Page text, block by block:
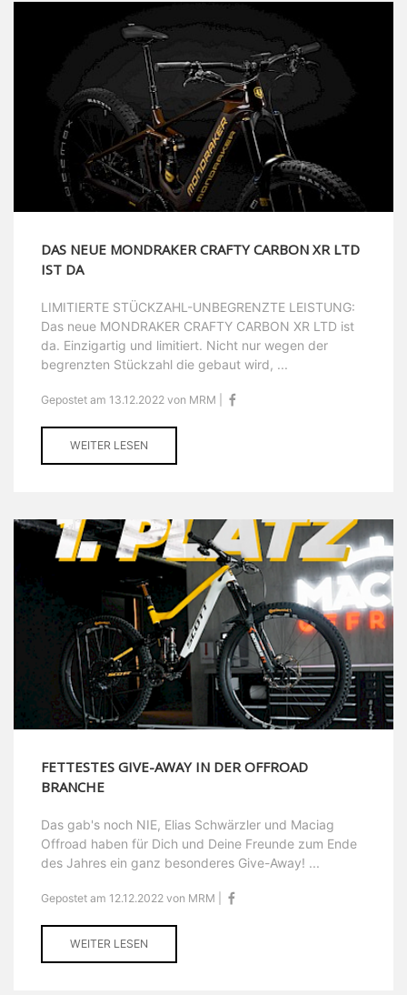
DAS NEUE MONDRAKER CRAFTY CARBON XR LTD
IST DA
LIMITIERTE STÜCKZAHL-UNBEGRENZTE LEISTUNG:
Das neue MONDRAKER CRAFTY CARBON XR LTD ist
da. Einzigartig und limitiert. Nicht nur wegen der
begrenzten Stückzahl die gebaut wird, ...
Gepostet am 13.12.2022 von MRM |
WEITER LESEN
FETTESTES GIVE-AWAY IN DER OFFROAD
BRANCHE
Das gab's noch NIE, Elias Schwärzler und Maciag
Offroad haben für Dich und Deine Freunde zum Ende
des Jahres ein ganz besonderes Give-Away! ...
Gepostet am 12.12.2022 von MRM |
WEITER LESEN